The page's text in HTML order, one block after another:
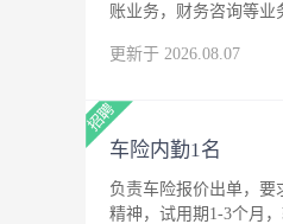
账业务，财务咨询等业
更新于 2026.08.07
车险内勤1名
负责车险报价出单，要
精神，试用期1-3个月，